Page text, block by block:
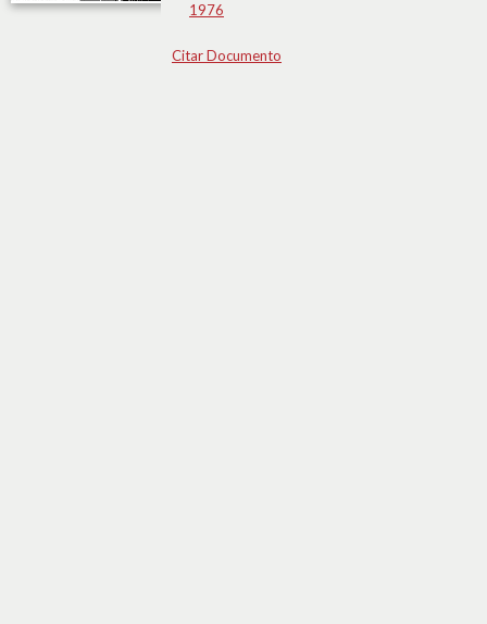
1976
Citar Documento